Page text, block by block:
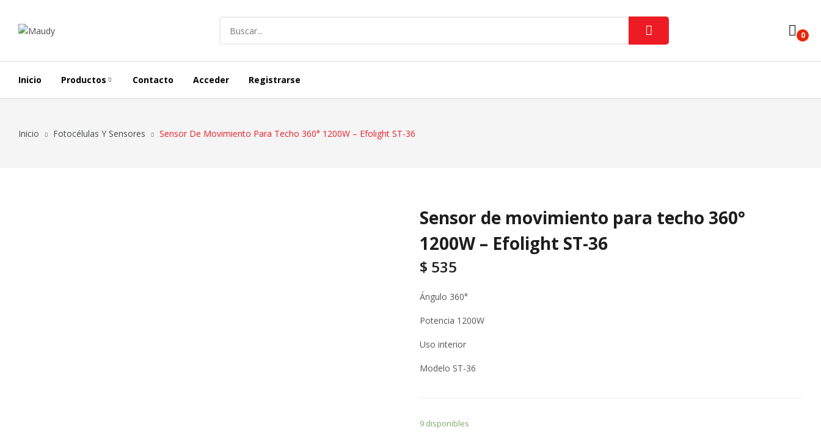
0
Inicio Productos
Iluminación Exterior
Representaciones
Contacto Acceder Registrarse
Inicio Fotocélulas Y Sensores Sensor De Movimiento Para Techo 360° 1200W – Efolight ST-36
Sensor de movimiento para techo 360°
1200W – Efolight ST-36
$ 535
Ángulo 360°
Potencia 1200W
Uso interior
Modelo ST-36
9 disponibles